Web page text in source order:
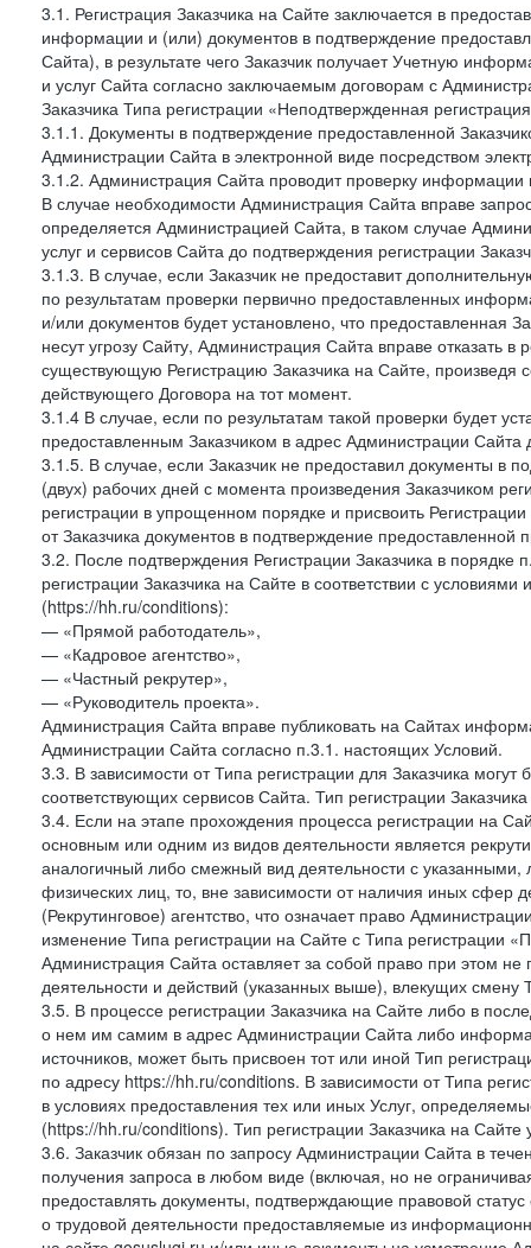
3.1. Регистрация Заказчика на Сайте заключается в
информации и (или) документов в подтверждение
Сайта), в результате чего Заказчик получает Учетную
и услуг Сайта согласно заключаемым договорам с
Заказчика Типа регистрации «Неподтвержденная
3.1.1. Документы в подтверждение предоставленной
Администрации Сайта в электронной виде посредством
3.1.2. Администрация Сайта проводит проверку информации
В случае необходимости Администрация Сайта вправе
определяется Администрацией Сайта, в таком случае
услуг и сервисов Сайта до подтверждения регистрации
3.1.3. В случае, если Заказчик не предоставит
по результатам проверки первично предоставленных
и/или документов будет установлено, что предоставленная
несут угрозу Сайту, Администрация Сайта вправе отказать
существующую Регистрацию Заказчика на Сайте, произведя
действующего Договора на тот момент.
3.1.4 В случае, если по результатам такой проверки будет
предоставленным Заказчиком в адрес Администрации
3.1.5. В случае, если Заказчик не предоставил документы в
(двух) рабочих дней с момента произведения Заказчиком
регистрации в упрощенном порядке и присвоить
от Заказчика документов в подтверждение
3.2. После подтверждения Регистрации Заказчика в
регистрации Заказчика на Сайте в соответствии с
(https://hh.ru/conditions):
— «Прямой работодатель»,
— «Кадровое агентство»,
— «Частный рекрутер»,
— «Руководитель проекта».
Администрация Сайта вправе публиковать на Сайтах
Администрации Сайта согласно п.3.1. настоящих Условий.
3.3. В зависимости от Типа регистрации для Заказчика
соответствующих сервисов Сайта. Тип регистрации
3.4. Если на этапе прохождения процесса регистрации на
основным или одним из видов деятельности является
аналогичный либо смежный вид деятельности с
физических лиц, то, вне зависимости от наличия иных сфер
(Рекрутинговое) агентство, что означает право
изменение Типа регистрации на Сайте с Типа регистрации
Администрация Сайта оставляет за собой право при этом не
деятельности и действий (указанных выше), влекущих смену
3.5. В процессе регистрации Заказчика на Сайте либо в
о нем им самим в адрес Администрации Сайта либо
источников, может быть присвоен тот или иной Тип
по адресу https://hh.ru/conditions. В зависимости от Типа
в условиях предоставления тех или иных Услуг,
(https://hh.ru/conditions). Тип регистрации Заказчика на
3.6. Заказчик обязан по запросу Администрации Сайта в
получения запроса в любом виде (включая, но не
предоставлять документы, подтверждающие правовой
о трудовой деятельности предоставляемые из